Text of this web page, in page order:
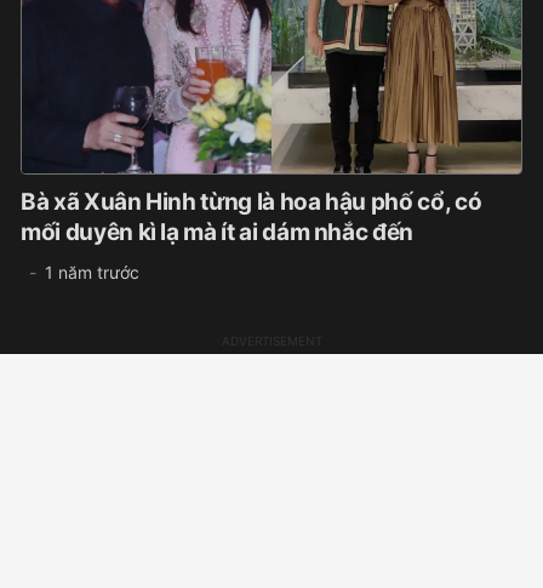
Bà xã Xuân Hinh từng là hoa hậu phố cổ, có
mối duyên kì lạ mà ít ai dám nhắc đến
1 năm trước